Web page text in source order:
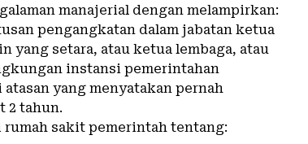
manajerial dengan melampirkan:
pengangkatan dalam jabatan ketua
yang setara, atau ketua lembaga, atau
instansi pemerintahan
yang menyatakan pernah
2 tahun.
rumah sakit pemerintah tentang: